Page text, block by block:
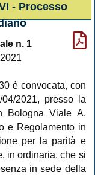
- Processo
n. 1
è convocata, con
2021, presso la
Bologna Viale A.
e Regolamento in
per la parità e
in ordinaria, che si
in sede della